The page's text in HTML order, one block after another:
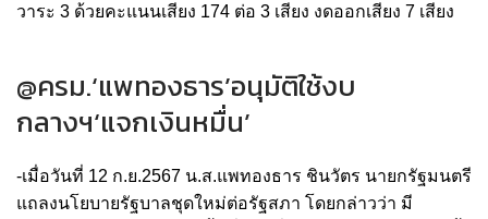
วาระ 3 ด้วยคะแนนเสียง 174 ต่อ 3 เสียง งดออกเสียง 7 เสียง
@ครม.‘แพทองธาร’อนุมัติใช้งบ
กลางฯ‘แจกเงินหมื่น’
-เมื่อวันที่ 12 ก.ย.2567 น.ส.แพทองธาร ชินวัตร นายกรัฐมนตรี
แถลงนโยบายรัฐบาลชุดใหม่ต่อรัฐสภา โดยกล่าวว่า มี